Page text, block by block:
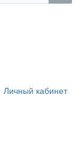
Личный кабинет